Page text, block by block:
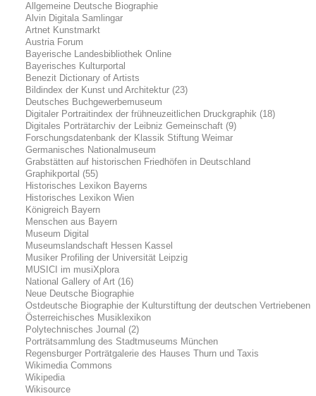
Allgemeine Deutsche Biographie
Alvin Digitala Samlingar
Artnet Kunstmarkt
Austria Forum
Bayerische Landesbibliothek Online
Bayerisches Kulturportal
Benezit Dictionary of Artists
Bildindex der Kunst und Architektur (23)
Deutsches Buchgewerbemuseum
Digitaler Portraitindex der frühneuzeitlichen Druckgraphik (18)
Digitales Porträtarchiv der Leibniz Gemeinschaft (9)
Forschungsdatenbank der Klassik Stiftung Weimar
Germanisches Nationalmuseum
Grabstätten auf historischen Friedhöfen in Deutschland
Graphikportal (55)
Historisches Lexikon Bayerns
Historisches Lexikon Wien
Königreich Bayern
Menschen aus Bayern
Museum Digital
Museumslandschaft Hessen Kassel
Musiker Profiling der Universität Leipzig
MUSICI im musiXplora
National Gallery of Art (16)
Neue Deutsche Biographie
Ostdeutsche Biographie der Kulturstiftung der deutschen Vertriebenen
Österreichisches Musiklexikon
Polytechnisches Journal (2)
Porträtsammlung des Stadtmuseums München
Regensburger Porträtgalerie des Hauses Thurn und Taxis
Wikimedia Commons
Wikipedia
Wikisource